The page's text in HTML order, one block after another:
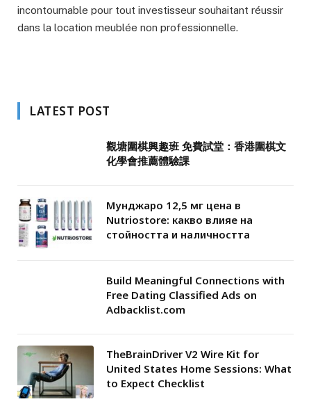
incontournable pour tout investisseur souhaitant réussir
dans la location meublée non professionnelle.
LATEST POST
觀塘圍棋興趣班 免費試堂：香港圍棋文
化學會推薦體驗課
Мунджаро 12,5 мг цена в
Nutriostore: какво влияе на
стойността и наличността
Build Meaningful Connections with
Free Dating Classified Ads on
Adbacklist.com
TheBrainDriver V2 Wire Kit for
United States Home Sessions: What
to Expect Checklist